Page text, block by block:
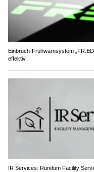
Einbruch-Frühwarnsystem
effektiv
IR Services: Rundum Facility